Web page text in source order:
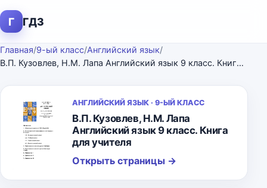
Г ГДЗ
Главная/9-ый класс/Английский язык/
В.П. Кузовлев, Н.М. Лапа Английский язык 9 класс. Книга для учителя
АНГЛИЙСКИЙ ЯЗЫК · 9-ЫЙ КЛАСС
В.П. Кузовлев, Н.М. Лапа
Английский язык 9 класс. Книга
для учителя
Открыть страницы →